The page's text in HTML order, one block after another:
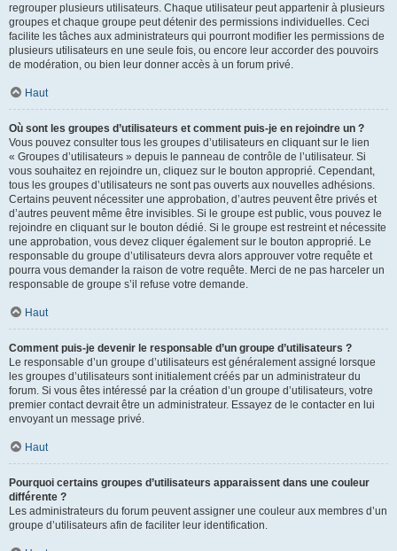
regrouper plusieurs utilisateurs. Chaque utilisateur peut appartenir à plusieurs
groupes et chaque groupe peut détenir des permissions individuelles. Ceci
facilite les tâches aux administrateurs qui pourront modifier les permissions de
plusieurs utilisateurs en une seule fois, ou encore leur accorder des pouvoirs
de modération, ou bien leur donner accès à un forum privé.
Haut
Où sont les groupes d’utilisateurs et comment puis-je en rejoindre un ?
Vous pouvez consulter tous les groupes d’utilisateurs en cliquant sur le lien
« Groupes d’utilisateurs » depuis le panneau de contrôle de l’utilisateur. Si
vous souhaitez en rejoindre un, cliquez sur le bouton approprié. Cependant,
tous les groupes d’utilisateurs ne sont pas ouverts aux nouvelles adhésions.
Certains peuvent nécessiter une approbation, d’autres peuvent être privés et
d’autres peuvent même être invisibles. Si le groupe est public, vous pouvez le
rejoindre en cliquant sur le bouton dédié. Si le groupe est restreint et nécessite
une approbation, vous devez cliquer également sur le bouton approprié. Le
responsable du groupe d’utilisateurs devra alors approuver votre requête et
pourra vous demander la raison de votre requête. Merci de ne pas harceler un
responsable de groupe s’il refuse votre demande.
Haut
Comment puis-je devenir le responsable d’un groupe d’utilisateurs ?
Le responsable d’un groupe d’utilisateurs est généralement assigné lorsque
les groupes d’utilisateurs sont initialement créés par un administrateur du
forum. Si vous êtes intéressé par la création d’un groupe d’utilisateurs, votre
premier contact devrait être un administrateur. Essayez de le contacter en lui
envoyant un message privé.
Haut
Pourquoi certains groupes d’utilisateurs apparaissent dans une couleur
différente ?
Les administrateurs du forum peuvent assigner une couleur aux membres d’un
groupe d’utilisateurs afin de faciliter leur identification.